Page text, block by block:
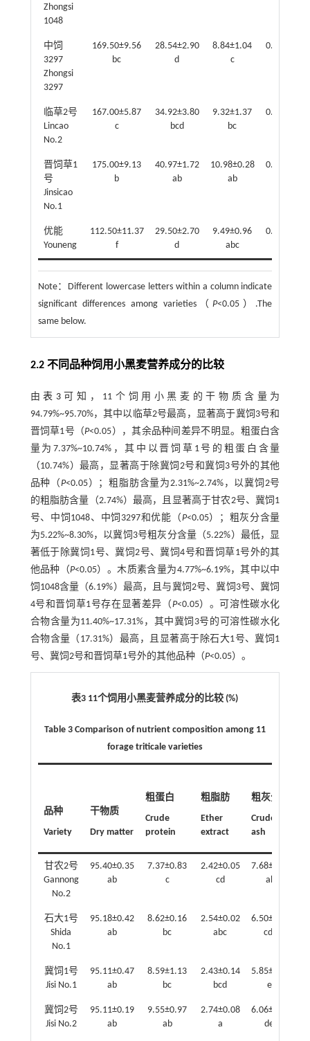
Zhongsi
1048
中饲
3297
Zhongsi
3297
169.50±9.56
bc
28.54±2.90
d
8.84±1.04
c
0.31±0.02
临草2号
Lincao
No.2
167.00±5.87
c
34.92±3.80
bcd
9.32±1.37
bc
0.27±0.02
晋饲草1
号
Jinsicao
No.1
175.00±9.13
b
40.97±1.72
ab
10.98±0.28
ab
0.27±0.01
优能
Youneng
112.50±11.37
f
29.50±2.70
d
9.49±0.96
abc
0.32±0.02
Note： Different lowercase letters within a column indicate
significant differences among varieties（P<0.05）.The
same below.
2.2 不同品种饲用小黑麦营养成分的比较
由表3可知，11个饲用小黑麦的干物质含量为
94.79%~95.70%，其中以临草2号最高，显著高于冀饲3号和
晋饲草1号（P<0.05），其余品种间差异不明显。粗蛋白含
量为7.37%~10.74%，其中以晋饲草1号的粗蛋白含量
（10.74%）最高，显著高于除冀饲2号和冀饲3号外的其他
品种（P<0.05）；粗脂肪含量为2.31%~2.74%，以冀饲2号
的粗脂肪含量（2.74%）最高，且显著高于甘农2号、冀饲1
号、中饲1048、中饲3297和优能（P<0.05）；粗灰分含量
为5.22%~8.30%，以冀饲3号粗灰分含量（5.22%）最低，显
著低于除冀饲1号、冀饲2号、冀饲4号和晋饲草1号外的其
他品种（P<0.05）。木质素含量为4.77%~6.19%，其中以中
饲1048含量（6.19%）最高，且与冀饲2号、冀饲3号、冀饲
4号和晋饲草1号存在显著差异（P<0.05）。可溶性碳水化
合物含量为11.40%~17.31%，其中冀饲3号的可溶性碳水化
合物含量（17.31%）最高，且显著高于除石大1号、冀饲1
号、冀饲2号和晋饲草1号外的其他品种（P<0.05）。
表3 11个饲用小黑麦营养成分的比较 (%)
Table 3 Comparison of nutrient composition among 11
forage triticale varieties
品种
Variety
干物质
Dry matter
粗蛋白
Crude
protein
粗脂肪
Ether
extract
粗灰分
Crude
ash
甘农2号
Gannong
No.2
95.40±0.35
ab
7.37±0.83
c
2.42±0.05
cd
7.68±0.24
ab
石大1号
Shida
No.1
95.18±0.42
ab
8.62±0.16
bc
2.54±0.02
abc
6.50±0.20
cde
冀饲1号
Jisi No.1
95.11±0.47
ab
8.59±1.13
bc
2.43±0.14
bcd
5.85±0.43
ef
冀饲2号
Jisi No.2
95.11±0.19
ab
9.55±0.97
ab
2.74±0.08
a
6.06±0.51
def